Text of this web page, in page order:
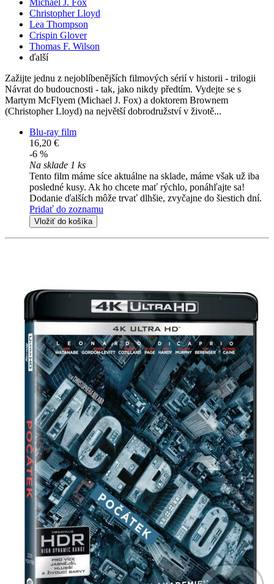
Michael J. Fox
Christopher Lloyd
Lea Thompson
Crispin Glover
Thomas F. Wilson
ďalší
Zažijte jednu z nejoblíbenějších filmových sérií v historii - trilogii
Návrat do budoucnosti - tak, jako nikdy předtím. Vydejte se s
Martym McFlyem (Michael J. Fox) a doktorem Brownem
(Christopher Lloyd) na největší dobrodružství v životě...
Blu-ray film
16,20 €
-6 %
Na sklade 1 ks
Tento film máme síce aktuálne na sklade, máme však už iba
posledné kusy. Ak ho chcete mať rýchlo, ponáhľajte sa!
Dodanie ďalších môže trvať dlhšie, zvyčajne do šiestich dní.
Pridať do zoznamu
Vložiť do košíka